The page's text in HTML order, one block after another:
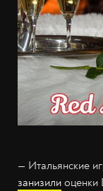
— Итальянские
занизили оценки